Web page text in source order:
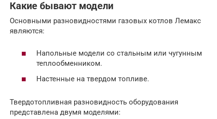
Какие бывают модели
Основными разновидностями газовых котлов Лемакс
являются:
Напольные модели со стальным или чугунным
теплообменником.
Настенные на твердом топливе.
Твердотопливная разновидность оборудования
представлена двумя моделями: